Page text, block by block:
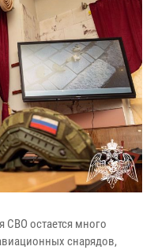
СВО остается много
снарядов,